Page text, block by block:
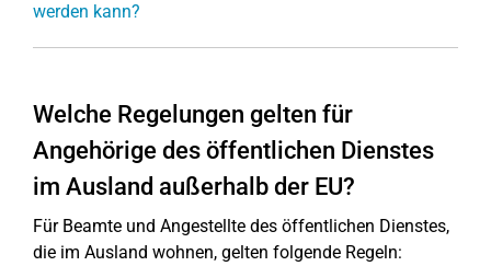
werden kann?
Welche Regelungen gelten für
Angehörige des öffentlichen Dienstes
im Ausland außerhalb der EU?
Für Beamte und Angestellte des öffentlichen Dienstes,
die im Ausland wohnen, gelten folgende Regeln: